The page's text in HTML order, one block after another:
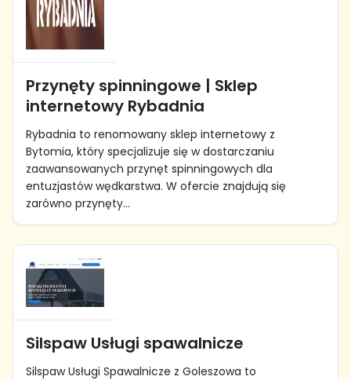
Przynęty spinningowe | Sklep
internetowy Rybadnia
Rybadnia to renomowany sklep internetowy z
Bytomia, który specjalizuje się w dostarczaniu
zaawansowanych przynęt spinningowych dla
entuzjastów wędkarstwa. W ofercie znajdują się
zarówno przynęty...
Silspaw Usługi spawalnicze
Silspaw Usługi Spawalnicze z Goleszowa to